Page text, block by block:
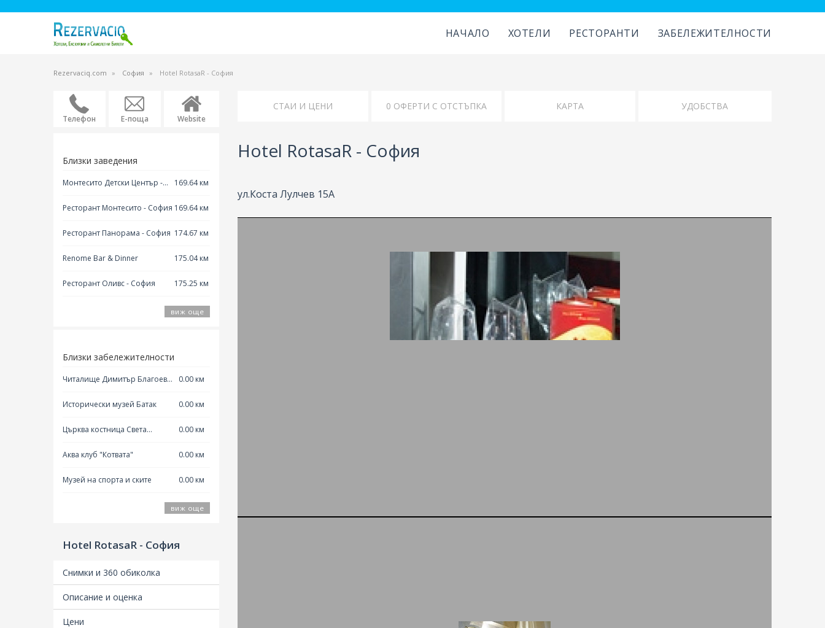
НАЧАЛО ХОТЕЛИ РЕСТОРАНТИ ЗАБЕЛЕЖИТЕЛНОСТИ
Rezervaciq.com София Hotel RotasaR - София
Телефон Е-поща Website
Близки заведения
Монтесито Детски Център -
169.64 км
Ресторант Монтесито - София 169.64 км
Ресторант Панорама - София 174.67 км
Renome Bar & Dinner 175.04 км
Ресторaнт Оливс - София 175.25 км
виж още
Близки забележителности
Читалище Димитър Благоев
0.00 км
Исторически музей Батак 0.00 км
Църква костница Света
0.00 км
Аква клуб "Котвата" 0.00 км
Музей на спорта и ските 0.00 км
виж още
Hotel RotasaR - София
Снимки и 360 обиколка
Описание и оценка
Цени
СТАИ И ЦЕНИ 0 ОФЕРТИ С ОТСТЪПКА КАРТА УДОБСТВА
Hotel RotasaR - София
ул.Коста Лулчев 15А